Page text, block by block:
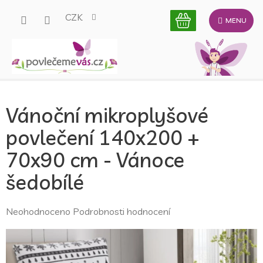
CZK
Vánoční mikroplyšové
povlečení 140x200 +
70x90 cm - Vánoce
šedobílé
Průměrné
produktu
je
Neohodnoceno Podrobnosti hodnocení